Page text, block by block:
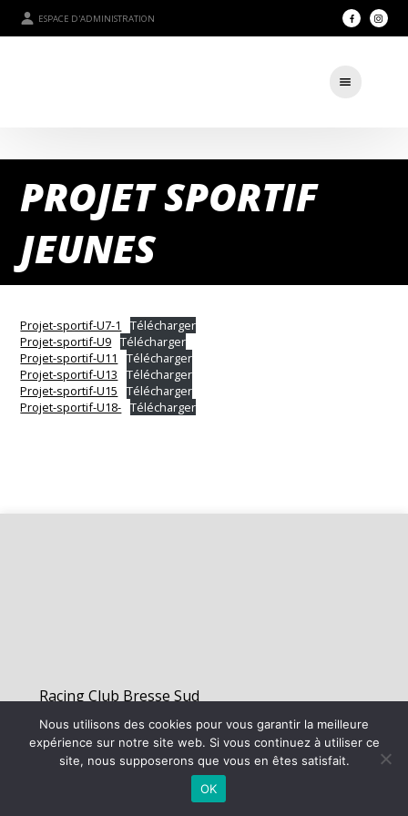
ESPACE D'ADMINISTRATION
PROJET SPORTIF
JEUNES
Projet-sportif-U7-1
Télécharger
Projet-sportif-U9 Télécharger
Projet-sportif-U11
Télécharger
Projet-sportif-U13
Télécharger
Projet-sportif-U15
Télécharger
Projet-sportif-U18- Télécharger
Racing Club Bresse Sud
2026 - Racing Club Bresse Sud | Site internet réalisé par
MENTIONS LÉGALES
Nous utilisons des cookies pour vous garantir la meilleure
expérience sur notre site web. Si vous continuez à utiliser ce
site, nous supposerons que vous en êtes satisfait.
OK